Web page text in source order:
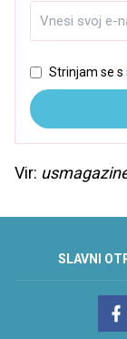
Strinjam se s
Vir:
SLAVNI